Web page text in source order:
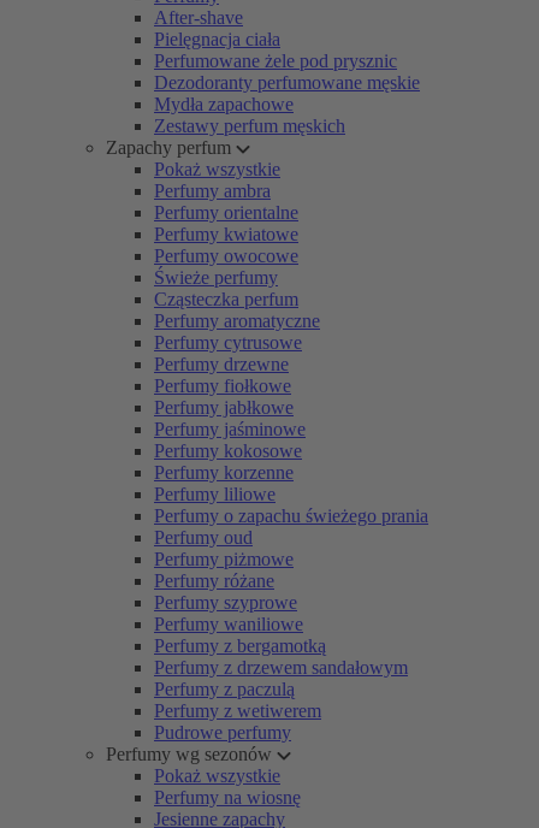
After-shave
Pielęgnacja ciała
Perfumowane żele pod prysznic
Dezodoranty perfumowane męskie
Mydła zapachowe
Zestawy perfum męskich
Zapachy perfum
Pokaż wszystkie
Perfumy ambra
Perfumy orientalne
Perfumy kwiatowe
Perfumy owocowe
Świeże perfumy
Cząsteczka perfum
Perfumy aromatyczne
Perfumy cytrusowe
Perfumy drzewne
Perfumy fiołkowe
Perfumy jabłkowe
Perfumy jaśminowe
Perfumy kokosowe
Perfumy korzenne
Perfumy liliowe
Perfumy o zapachu świeżego prania
Perfumy oud
Perfumy piżmowe
Perfumy różane
Perfumy szyprowe
Perfumy waniliowe
Perfumy z bergamotką
Perfumy z drzewem sandałowym
Perfumy z paczulą
Perfumy z wetiwerem
Pudrowe perfumy
Perfumy wg sezonów
Pokaż wszystkie
Perfumy na wiosnę
Jesienne zapachy